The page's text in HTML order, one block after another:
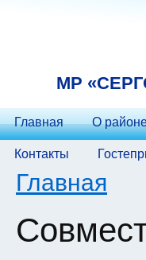
МP
Главная О
Контакты
Вы здесь
Главная